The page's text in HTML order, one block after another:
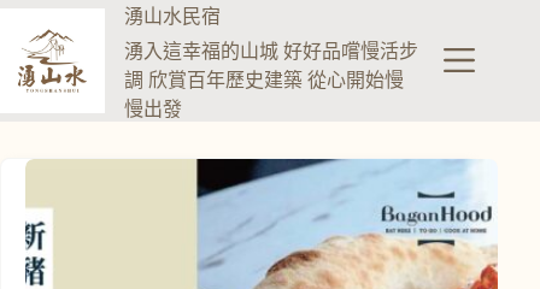
湧山水民宿
湧入這幸福的山城 好好品嚐慢活步
調 欣賞百年歷史建築 從心開始慢
慢出發